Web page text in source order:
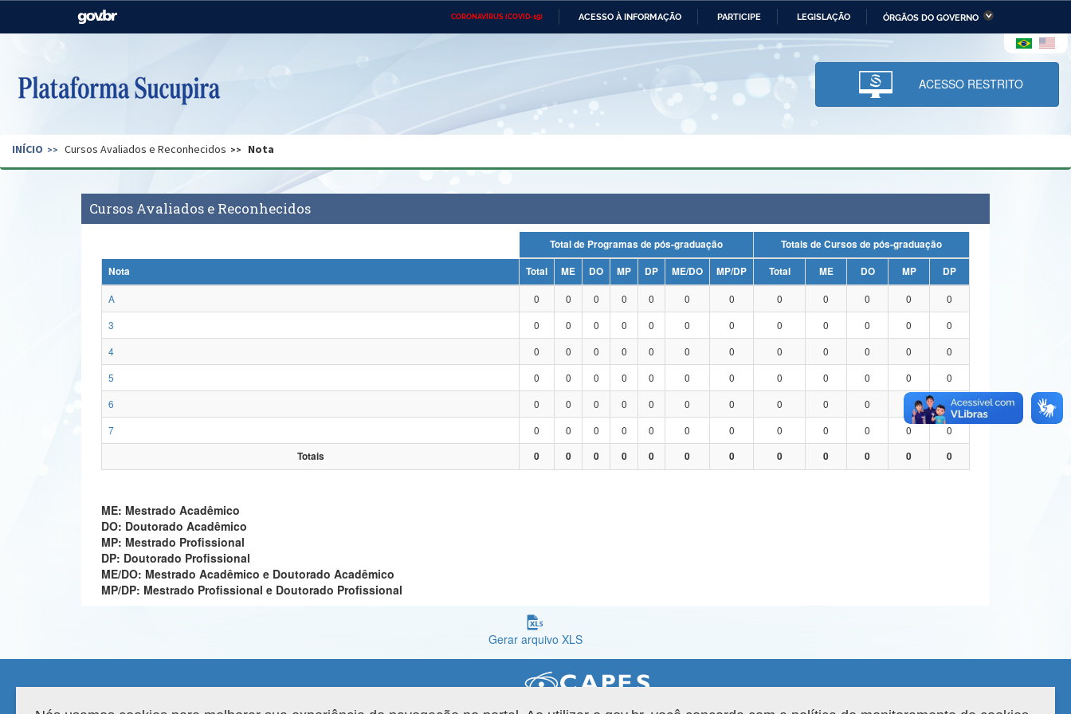
CORONAVÍRUS (COVID-19) ACESSO À INFORMAÇÃO PARTICIPE LEGISLAÇÃO ÓRGÃOS DO GOVERNO
Casa Civil Ministério das Relações Ministério da Economia Ministério da Infraestrutura
Pecuária e Abastecimento
Ministério da Ciência,
Tecnologia, Inovações e
Comunicações
Ministério do Desenvolvimento
Regional e dos Direitos Humanos
Secretaria de Governo Gabinete de Segurança Advocacia-Geral da União Banco Central do Brasil Planalto
ACESSO RESTRITO
INÍCIO Cursos Avaliados e Reconhecidos Nota
Cursos Avaliados e Reconhecidos
Total de Programas de pós-graduação
Totais de Cursos de pós-graduação
Nota
Total ME DO MP DP ME/DO MP/DP Total ME DO MP
DP
A
0 0 0 0 0 0 0 0 0 0 0
0
3
0 0 0 0 0 0 0 0 0 0 0
0
4
0 0 0 0 0 0 0 0 0 0 0
0
5
0 0 0 0 0 0 0 0 0 0 0
0
6
0 0 0 0 0 0 0 0 0 0
0
7
0 0 0 0 0 0 0 0 0 0 0
0
Totais
0 0 0 0 0 0 0 0 0 0 0 0
ME: Mestrado Acadêmico
DO: Doutorado Acadêmico
MP: Mestrado Profissional
DP: Doutorado Profissional
ME/DO: Mestrado Acadêmico e Doutorado Acadêmico
MP/DP: Mestrado Profissional e Doutorado Profissional
Gerar arquivo XLS